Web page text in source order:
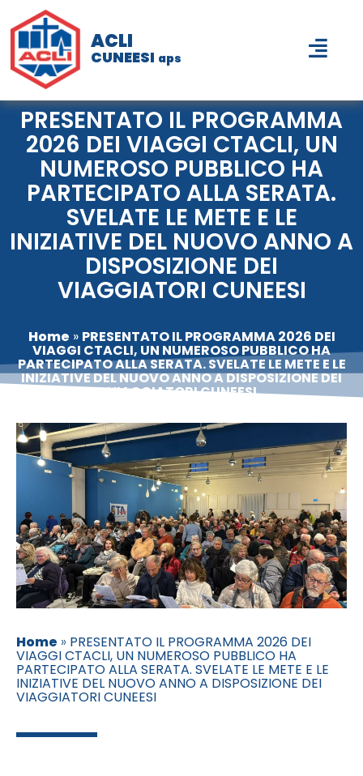
ACLI
CUNEESI aps
PRESENTATO IL PROGRAMMA
2026 DEI VIAGGI CTACLI, UN
NUMEROSO PUBBLICO HA
PARTECIPATO ALLA SERATA.
SVELATE LE METE E LE
INIZIATIVE DEL NUOVO ANNO A
DISPOSIZIONE DEI
VIAGGIATORI CUNEESI
Home » PRESENTATO IL PROGRAMMA 2026 DEI
VIAGGI CTACLI, UN NUMEROSO PUBBLICO HA
PARTECIPATO ALLA SERATA. SVELATE LE METE E LE
INIZIATIVE DEL NUOVO ANNO A DISPOSIZIONE DEI
VIAGGIATORI CUNEESI
Home » PRESENTATO IL PROGRAMMA 2026 DEI
VIAGGI CTACLI, UN NUMEROSO PUBBLICO HA
PARTECIPATO ALLA SERATA. SVELATE LE METE E LE
INIZIATIVE DEL NUOVO ANNO A DISPOSIZIONE DEI
VIAGGIATORI CUNEESI